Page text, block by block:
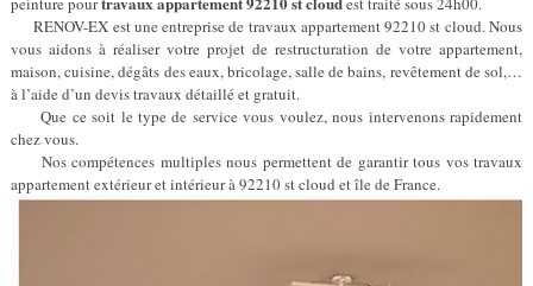
RENOV-EX est une entreprise de travaux appartement 92210 st cloud. Nous
vous aidons à réaliser votre projet de restructuration de votre appartement,
maison, cuisine, dégâts des eaux, bricolage, salle de bains, revêtement de sol,…
à l’aide d’un devis travaux détaillé et gratuit.
Que ce soit le type de service vous voulez, nous intervenons rapidement
chez vous.
Nos compétences multiples nous permettent de garantir tous vos travaux
appartement extérieur et intérieur à 92210 st cloud et île de France.